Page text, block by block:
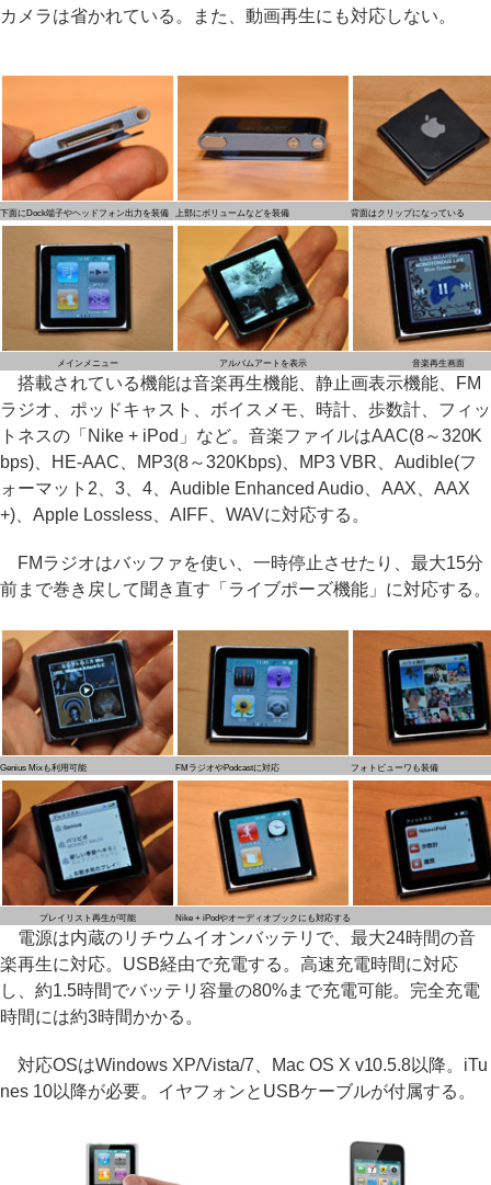
カメラは省かれている。また、動画再生にも対応しない。
下面にDock端子やヘッドフォン出力を装備 上部にボリュームなどを装備 背面はクリップになっている
メインメニュー アルバムアートを表示 音楽再生画面
搭載されている機能は音楽再生機能、静止画表示機能、FM
ラジオ、ポッドキャスト、ボイスメモ、時計、歩数計、フィッ
トネスの「Nike + iPod」など。音楽ファイルはAAC(8～320K
bps)、HE-AAC、MP3(8～320Kbps)、MP3 VBR、Audible(フ
ォーマット2、3、4、Audible Enhanced Audio、AAX、AAX
+)、Apple Lossless、AIFF、WAVに対応する。
FMラジオはバッファを使い、一時停止させたり、最大15分
前まで巻き戻して聞き直す「ライブポーズ機能」に対応する。
Genius Mixも利用可能 FMラジオやPodcastに対応 フォトビューワも装備
プレイリスト再生が可能 Nike + iPodやオーディオブックにも対応する
電源は内蔵のリチウムイオンバッテリで、最大24時間の音
楽再生に対応。USB経由で充電する。高速充電時間に対応
し、約1.5時間でバッテリ容量の80%まで充電可能。完全充電
時間には約3時間かかる。
対応OSはWindows XP/Vista/7、Mac OS X v10.5.8以降。iTu
nes 10以降が必要。イヤフォンとUSBケーブルが付属する。